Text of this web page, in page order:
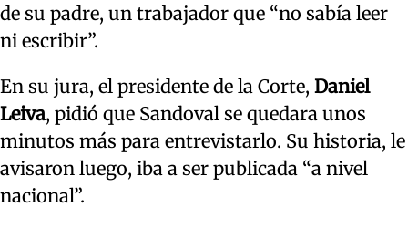
de su padre, un trabajador que “no sabía leer
ni escribir”.
En su jura, el presidente de la Corte, Daniel
Leiva, pidió que Sandoval se quedara unos
minutos más para entrevistarlo. Su historia, le
avisaron luego, iba a ser publicada “a nivel
nacional”.